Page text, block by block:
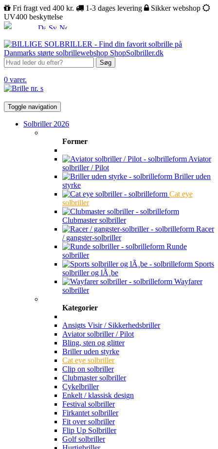
Fri fragt ved 400 kr. 1-3 dages levering
Sikker webshop
UV400 beskyttelse
Søg
0 varer.
Toggle navigation
Solbriller 2026
Former
Aviator
solbriller / Pilot
Briller uden
styrke
Cat eye
solbriller
Clubmaster solbriller
Racer
/ gangster-solbriller
Runde
solbriller
Sports
solbriller og lÃ¸be
Wayfarer
solbriller
Kategorier
Ansigts Visir / Sikkerhedsbriller
Aviator solbriller / Pilot
Bling, sten og glitter
Briller uden styrke
Cat eye solbriller
Clip on solbriller
Clubmaster solbriller
Cykelbriller
Enkelt / klassisk design
Festival solbriller
Firkantet solbriller
Fit over solbriller
Flip Up Solbriller
Golf solbriller